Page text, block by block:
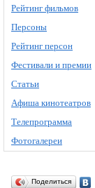
Рейтинг фильмов
Персоны
Рейтинг персон
Фестивали и премии
Статьи
Афиша кинотеатров
Телепрограмма
Фотогалереи
Поделиться